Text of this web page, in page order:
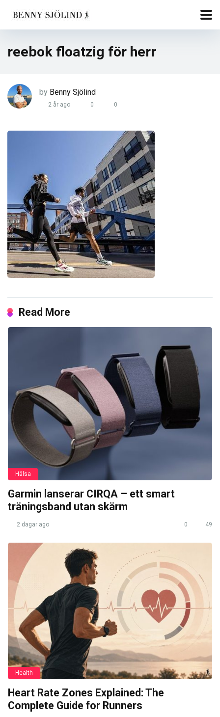
reebok floatzig för herr
by Benny Sjölind
2 år ago 0 0
Read More
Hälsa
Garmin lanserar CIRQA – ett smart
träningsband utan skärm
2 dagar ago 0 49
Health
Heart Rate Zones Explained: The
Complete Guide for Runners